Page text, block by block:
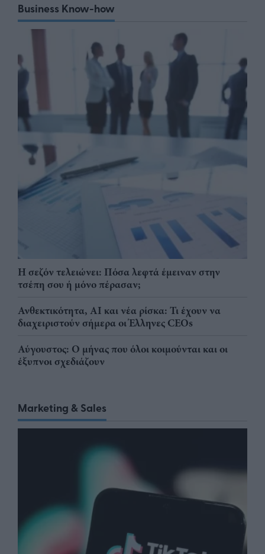
Business Know-how
Η σεζόν τελειώνει: Πόσα λεφτά έμειναν στην
τσέπη σου ή μόνο πέρασαν;
Ανθεκτικότητα, AI και νέα ρίσκα: Τι έχουν να
διαχειριστούν σήμερα οι Έλληνες CEOs
Αύγουστος: Ο μήνας που όλοι κοιμούνται και οι
έξυπνοι σχεδιάζουν
Marketing & Sales